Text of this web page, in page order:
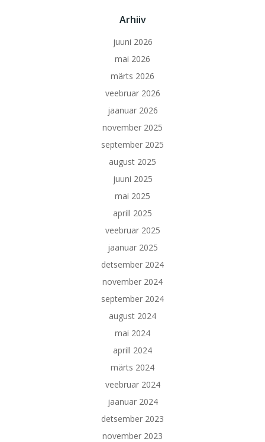
Arhiiv
juuni 2026
mai 2026
märts 2026
veebruar 2026
jaanuar 2026
november 2025
september 2025
august 2025
juuni 2025
mai 2025
aprill 2025
veebruar 2025
jaanuar 2025
detsember 2024
november 2024
september 2024
august 2024
mai 2024
aprill 2024
märts 2024
veebruar 2024
jaanuar 2024
detsember 2023
november 2023